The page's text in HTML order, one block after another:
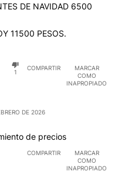
DE NAVIDAD 6500
11500 PESOS.
1
COMPARTIR
MARCAR
COMO
INAPROPIADO
DE 2026
de precios
COMPARTIR
MARCAR
COMO
INAPROPIADO